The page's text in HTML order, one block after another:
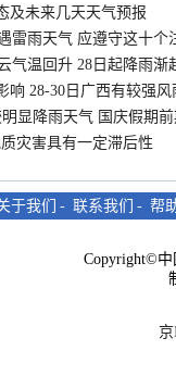
及未来几天天气预报
雷雨天气 应遵守这十个
气温回升 28日起降雨渐
响 28-30日广西有较强风
显降雨天气 国庆假期
灾害具有一定滞后性
于我们 - 联系我们 - 帮
Copyright©中